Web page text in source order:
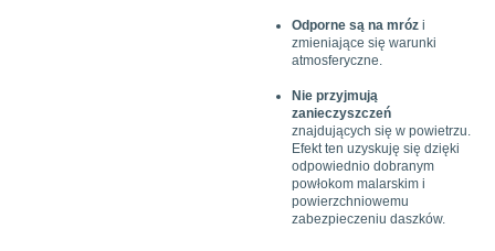
Odporne są na mróz i
zmieniające się warunki
atmosferyczne.
Nie przyjmują
zanieczyszczeń
znajdujących się w powietrzu.
Efekt ten uzyskuję się dzięki
odpowiednio dobranym
powłokom malarskim i
powierzchniowemu
zabezpieczeniu daszków.